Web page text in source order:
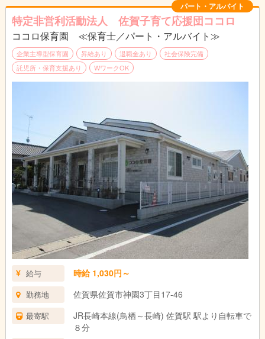
パート・アルバイト
特定非営利活動法人 佐賀子育て応援団ココロ
ココロ保育園 ≪保育士／パート・アルバイト≫
企業主導型保育園 昇給あり 退職金あり
社会保険完備
託児所・保育支援あり
WワークOK
給与 時給 1,030円～
勤務地 佐賀県佐賀市神園3丁目17-46
最寄駅
JR長崎本線(鳥栖～長崎) 佐賀駅 駅より自転車で
８分